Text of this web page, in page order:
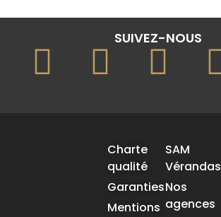
SUIVEZ-NOUS
Charte
qualité
Garanties
Mentions
SAM
Vérandas
Nos
agences